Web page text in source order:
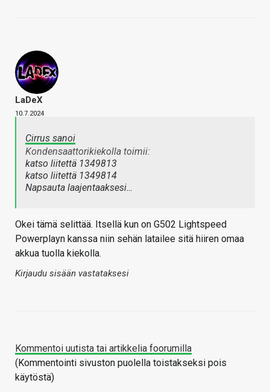
LaDeX
10.7.2024
Cirrus sanoi
Kondensaattorikiekolla toimii:
katso liitettä 1349813
katso liitettä 1349814
Napsauta laajentaaksesi…
Okei tämä selittää. Itsellä kun on G502 Lightspeed
Powerplayn kanssa niin sehän latailee sitä hiiren omaa
akkua tuolla kiekolla.
Kirjaudu sisään vastataksesi
Kommentoi uutista tai artikkelia foorumilla
(Kommentointi sivuston puolella toistakseksi pois
käytöstä)